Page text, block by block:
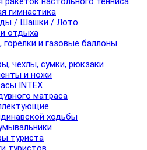
гимнастика
/ Шашки / Лото
отдыха
и газовые баллоны
чехлы, сумки, рюкзаки
и ножи
INTEX
матраса
ходьбы
туриста